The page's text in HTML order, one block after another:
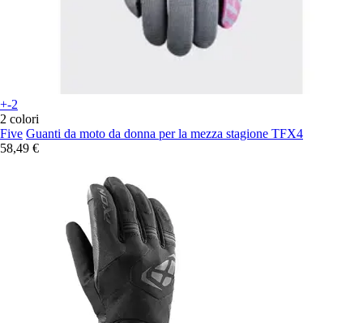
+-2
2 colori
Five Guanti da moto da donna per la mezza stagione TFX4
58,49 €